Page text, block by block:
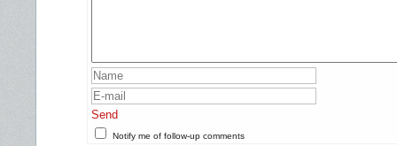
Send
Notify me of follow-up comments